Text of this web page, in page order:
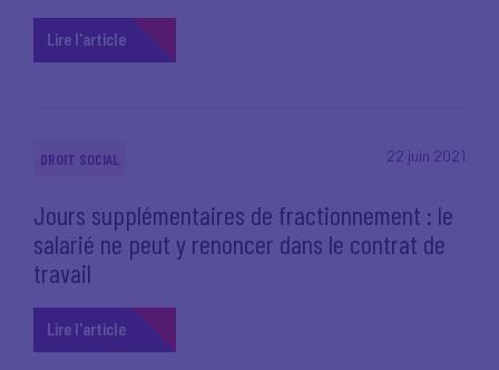
Lire l'article
22 juin 2021
DROIT SOCIAL
Jours supplémentaires de fractionnement : le
salarié ne peut y renoncer dans le contrat de
travail
Lire l'article